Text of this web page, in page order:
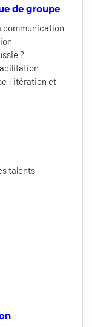
de groupe
communication
?
: itération et
talents